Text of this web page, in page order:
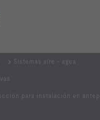
Sistemas aire - agua
para instalación en